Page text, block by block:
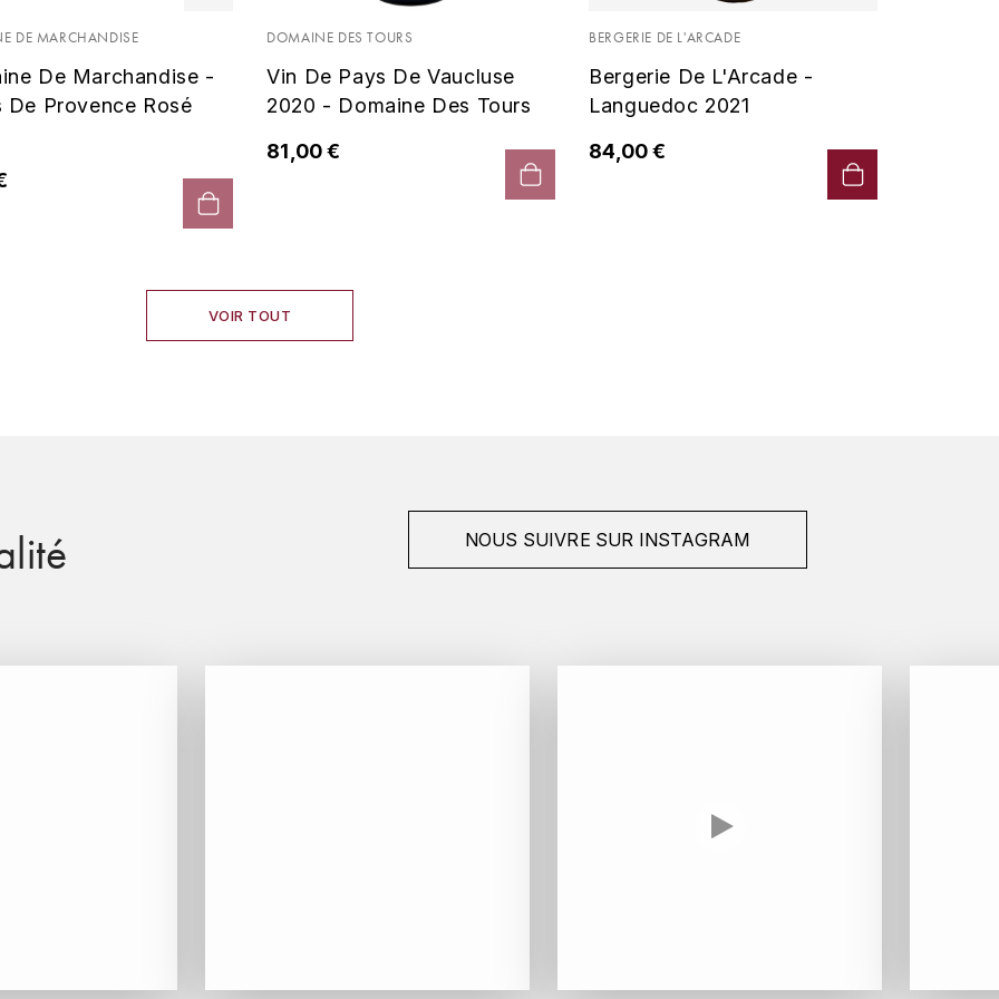
DE MARCHANDISE
De Marchandise -
De Provence Rosé
DOMAINE DES TOURS
Vin De Pays De Vaucluse
2020 - Domaine Des Tours
81,00 €
BERGERIE DE L'ARCADE
Bergerie De L'Arcade -
Languedoc 2021
84,00 €
VOIR TOUT
NOUS SUIVRE SUR INSTAGRAM